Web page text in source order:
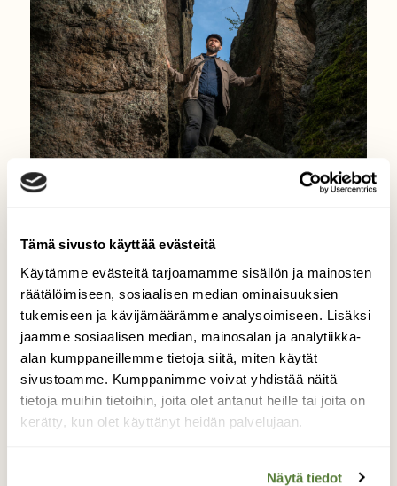
Tämä sivusto käyttää evästeitä
Käytämme evästeitä tarjoamamme sisällön ja mainosten
räätälöimiseen, sosiaalisen median ominaisuuksien
tukemiseen ja kävijämäärämme analysoimiseen. Lisäksi
jaamme sosiaalisen median, mainosalan ja analytiikka-
alan kumppaneillemme tietoja siitä, miten käytät
sivustoamme. Kumppanimme voivat yhdistää näitä
tietoja muihin tietoihin, joita olet antanut heille tai joita on
kerätty, kun olet käyttänyt heidän palvelujaan.
Näytä tiedot
Homo sapiens: Metsä vei
museomiehen